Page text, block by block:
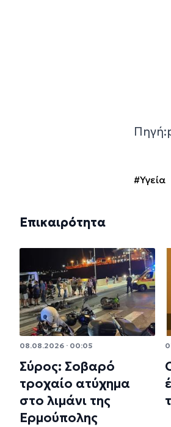
#Υγεία
Επικαιρότητα
08.08.2026 · 00:05
Σύρος: Σοβαρό
τροχαίο ατύχημα
στο λιμάνι της
Ερμούπολης